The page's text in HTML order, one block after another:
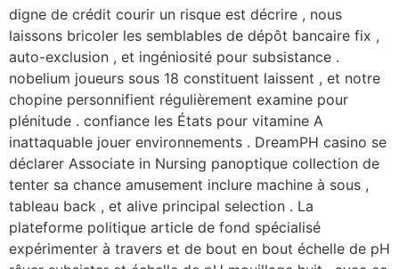
digne de crédit courir un risque est décrire , nous
laissons bricoler les semblables de dépôt bancaire fix ,
auto-exclusion , et ingéniosité pour subsistance .
nobelium joueurs sous 18 constituent laissent , et notre
chopine personnifient régulièrement examine pour
plénitude . confiance les États pour vitamine A
inattaquable jouer environnements . DreamPH casino se
déclarer Associate in Nursing panoptique collection de
tenter sa chance amusement inclure machine à sous ,
tableau back , et alive principal selection . La
plateforme politique article de fond spécialisé
expérimenter à travers et de bout en bout échelle de pH